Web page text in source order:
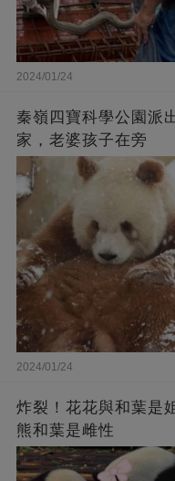
2024/01/24
秦嶺四寶科學公園派
家，老婆孩子在旁
2024/01/24
炸裂！花花與和葉是
熊和葉是雌性